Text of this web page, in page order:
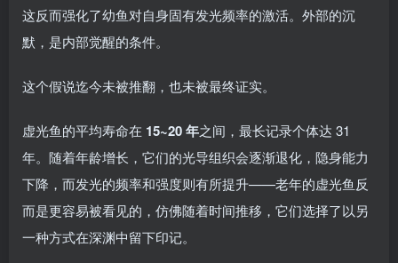
这反而强化了幼鱼对自身固有发光频率的激活。外部的沉
默，是内部觉醒的条件。
这个假说迄今未被推翻，也未被最终证实。
虚光鱼的平均寿命在 15~20 年之间，最长记录个体达 31
年。随着年龄增长，它们的光导组织会逐渐退化，隐身能力
下降，而发光的频率和强度则有所提升——老年的虚光鱼反
而是更容易被看见的，仿佛随着时间推移，它们选择了以另
一种方式在深渊中留下印记。